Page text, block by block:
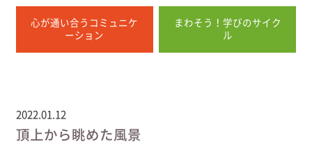
心が通い合うコミュニケ
ーション
まわそう！学びのサイク
ル
2022.01.12
頂上から眺めた風景